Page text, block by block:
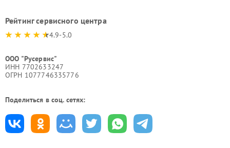
Рейтинг сервисного центра
4.9-5.0
ООО "Русервис"
ИНН 7702633247
ОГРН 1077746335776
Поделиться в соц. сетях: